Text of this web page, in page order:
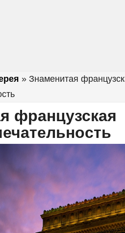
» Знаменитая
французская